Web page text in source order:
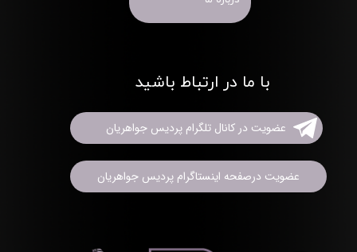
با ما در ارتباط باشید
عضویت در کانال تلگرام پردیس جواهریان
عضویت درصفحه اینستاگرام پردیس جواهریان